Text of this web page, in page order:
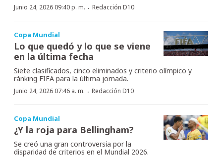
Junio 24, 2026 09:40 p. m. · Redacción D10
Copa Mundial
Lo que quedó y lo que se viene
en la última fecha
Siete clasificados, cinco eliminados y criterio olímpico y
ránking FIFA para la última jornada.
Junio 24, 2026 07:46 a. m. · Redacción D10
Copa Mundial
¿Y la roja para Bellingham?
Se creó una gran controversia por la
disparidad de criterios en el Mundial 2026.